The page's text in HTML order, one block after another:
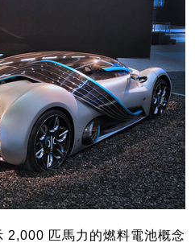
2,000 匹馬力的燃料電池概念